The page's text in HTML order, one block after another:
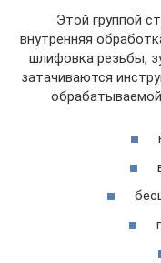
Этой группой
внутренняя
шлифовка резьбы,
затачиваются